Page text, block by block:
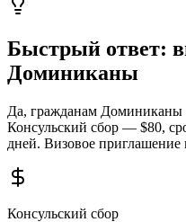
Быстрый ответ:
Доминиканы
Да, гражданам Доминиканы
Консульский сбор — $80,
дней. Визовое приглашение
Консульский сбор